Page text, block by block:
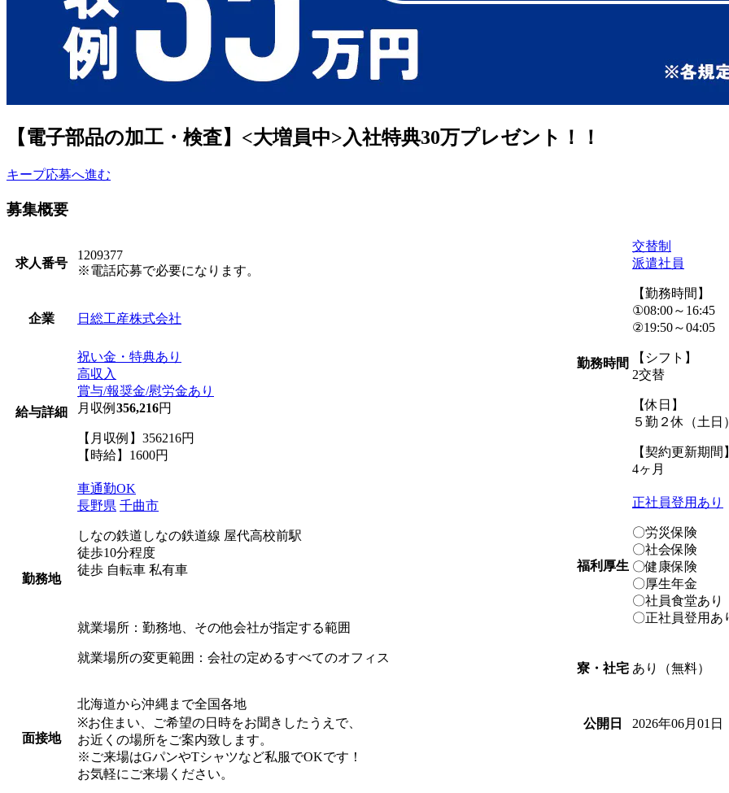
【電子部品の加工・検査】<大増員中>入社特典30万プレゼント！！
キープ応募へ進む
募集概要
求人番号
1209377
※電話応募で必要になります。
企業 日総工産株式会社
給与詳細
祝い金・特典あり
高収入
賞与/報奨金/慰労金あり
月収例 356,216円
【月収例】356216円
【時給】1600円
勤務地
車通勤OK
長野県 千曲市
しなの鉄道しなの鉄道線 屋代高校前駅
徒歩10分程度
徒歩 自転車 私有車
就業場所：勤務地、その他会社が指定する範囲
就業場所の変更範囲：会社の定めるすべてのオフィス
面接地
北海道から沖縄まで全国各地
※お住まい、ご希望の日時をお聞きしたうえで、
お近くの場所をご案内致します。
※ご来場はGパンやTシャツなど私服でOKです！
お気軽にご来場ください。
勤務時間
交替制
派遣社員
【勤務時間】
①08:00～16:45
②19:50～04:05
【シフト】
2交替
【休日】
５勤２休（土日）
【契約更新期間】
4ヶ月
福利厚生
正社員登用あり
〇労災保険
〇社会保険
〇健康保険
〇厚生年金
〇社員食堂あり
〇正社員登用あ
寮・社宅 あり（無料）
公開日 2026年06月01日